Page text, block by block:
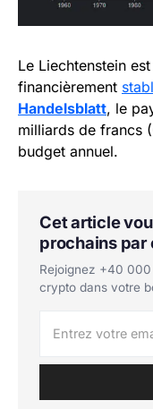
Le Liechtenstein
financièrement
Handelsblatt, le
milliards de francs
budget annuel.
Cet article
prochains par
Rejoignez +40
crypto dans votre